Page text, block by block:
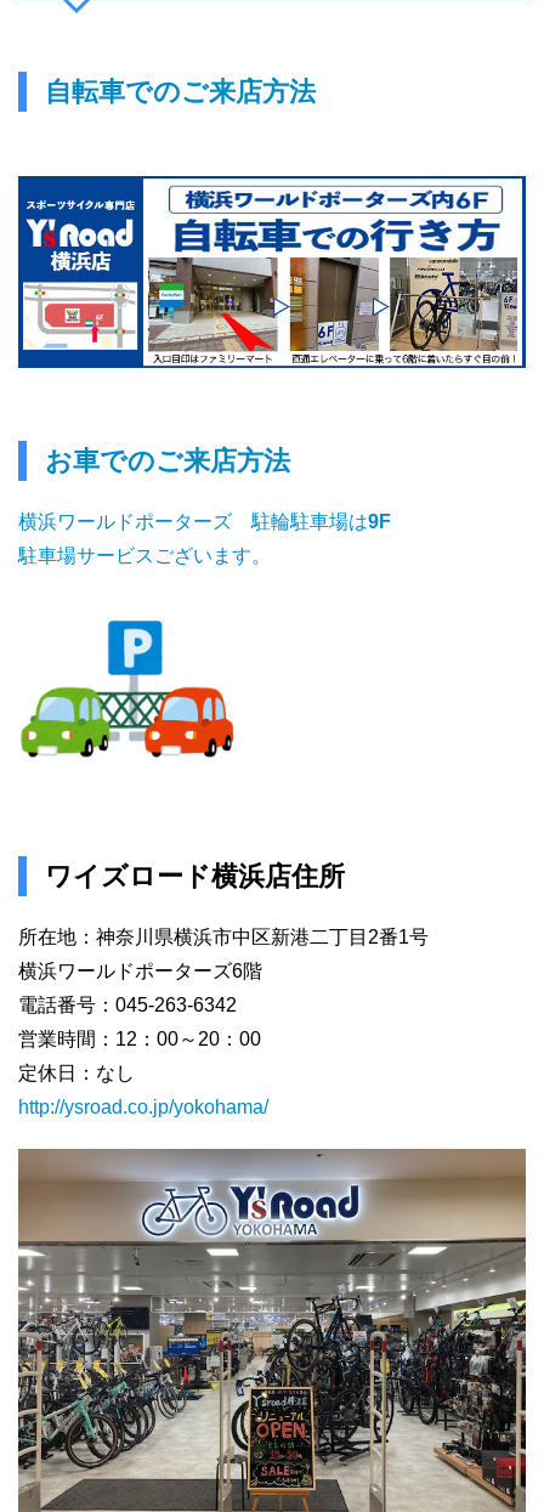
自転車でのご来店方法
お車でのご来店方法
横浜ワールドポーターズ 駐輪駐車場は9F
駐車場サービスございます。
ワイズロード横浜店住所
所在地：神奈川県横浜市中区新港二丁目2番1号
横浜ワールドポーターズ6階
電話番号：045-263-6342
営業時間：12：00～20：00
定休日：なし
http://ysroad.co.jp/yokohama/